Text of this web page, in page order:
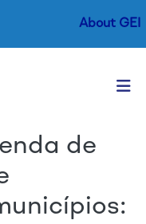
About GEI
de